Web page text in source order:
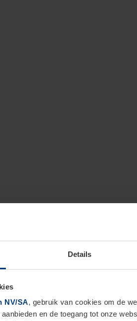
Details
NV/SA, gebruik van cookies om de
en de toegang tot onze